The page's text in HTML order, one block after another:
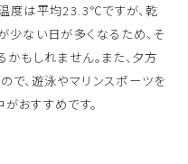
度は平均23.3℃ですが、乾
少ない日が多くなるため、そ
もしれません。また、夕方
で、遊泳やマリンスポーツを
おすすめです。